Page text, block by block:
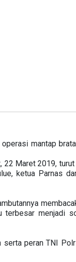
mantap
Maret 2019,
ketua Parnas
menjadi
peran TNI